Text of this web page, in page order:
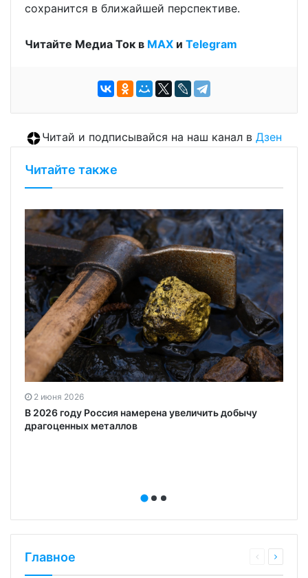
сохранится в ближайшей перспективе.
Читайте Медиа Ток в МАХ и Telegram
Читай и подписывайся на наш канал в Дзен
Читайте также
2 июня 2026
В 2026 году Россия намерена увеличить добычу
драгоценных металлов
Главное